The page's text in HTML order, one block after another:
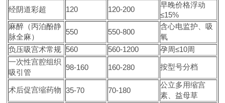
经阴道彩超
120 120-200
早晚价格浮动
≤15%
麻醉（丙泊酚静
脉全麻）
550 550-800
含心电监护、吸
氧
负压吸宫术常规
560 560-1200
孕周≤10周
一次性宫腔组织
吸引管
98-160 160-280 按型号分档
术后促宫缩药物 35-70 70-180
公立多用缩宫
素、益母草